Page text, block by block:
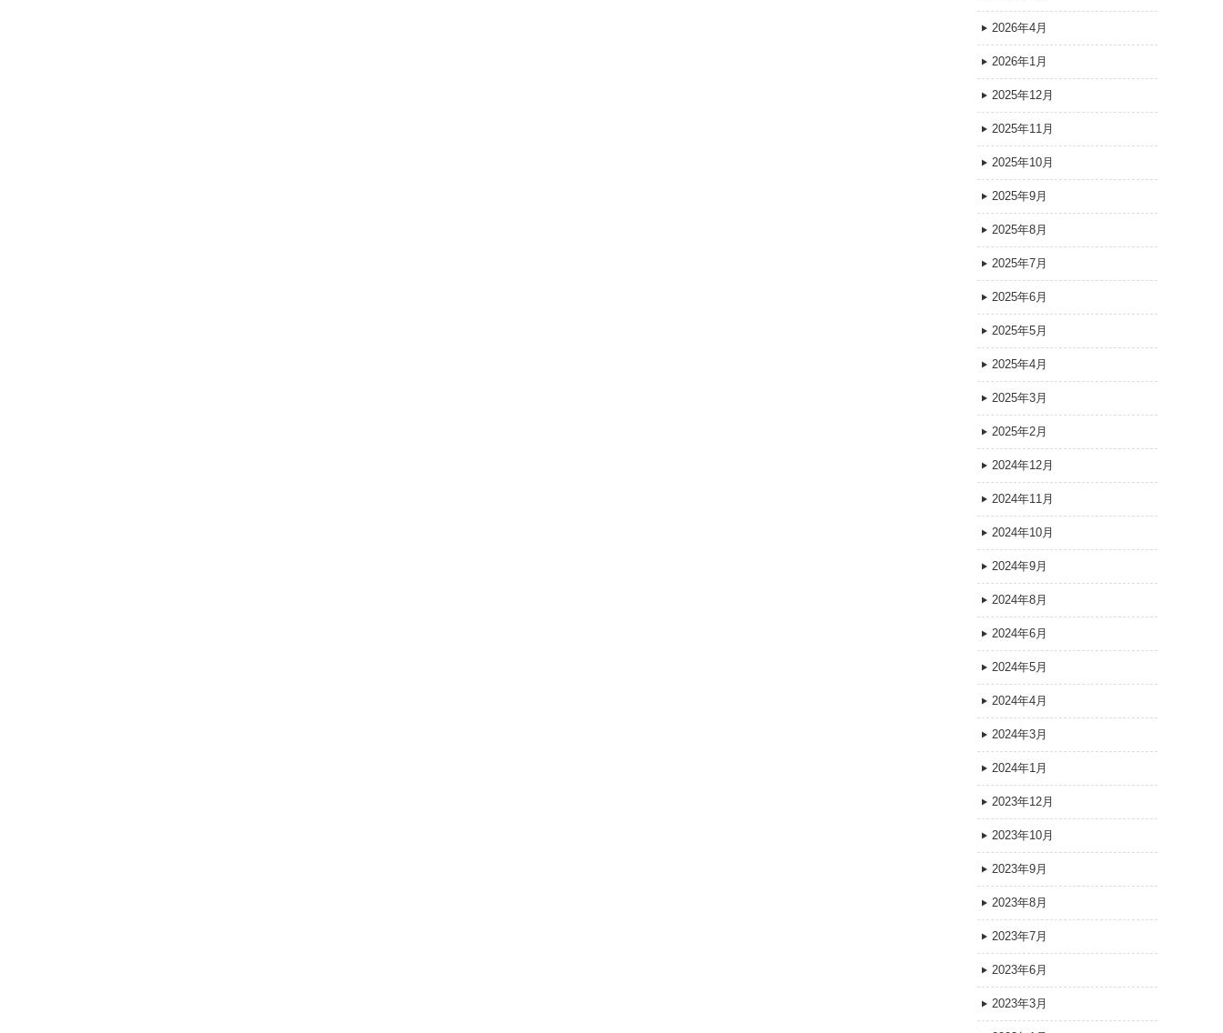
2026年4月
2026年1月
2025年12月
2025年11月
2025年10月
2025年9月
2025年8月
2025年7月
2025年6月
2025年5月
2025年4月
2025年3月
2025年2月
2024年12月
2024年11月
2024年10月
2024年9月
2024年8月
2024年6月
2024年5月
2024年4月
2024年3月
2024年1月
2023年12月
2023年10月
2023年9月
2023年8月
2023年7月
2023年6月
2023年3月